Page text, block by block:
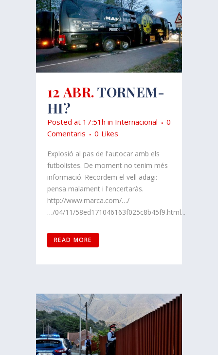
12 ABR. TORNEM-
HI?
Posted at 17:51h in Internacional
0
Comentaris
0 Likes
Explosió al pas de l'autocar amb els
futbolistes. De moment no tenim més
informació. Recordem el vell adagi:
pensa malament i l'encertaràs.
http://www.marca.com/…/
…/04/11/58ed171046163f025c8b45f9.html...
READ MORE